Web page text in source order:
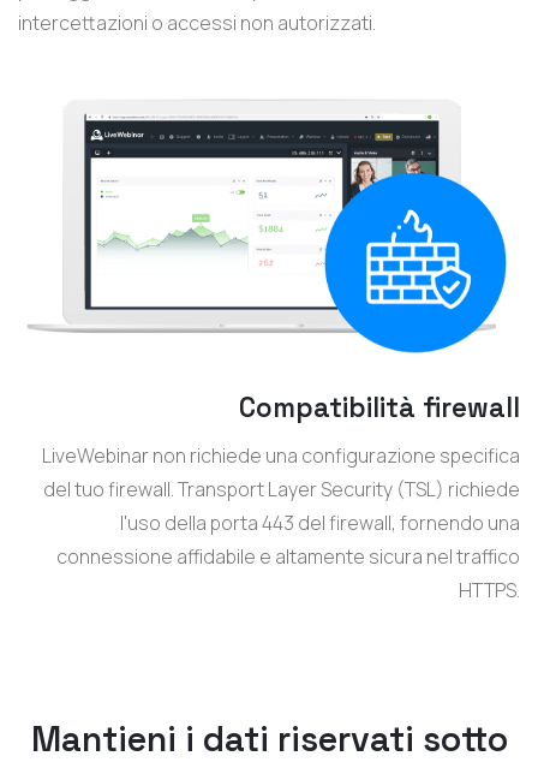
intercettazioni o accessi non autorizzati.
Compatibilità firewall
LiveWebinar non richiede una configurazione specifica
del tuo firewall. Transport Layer Security (TSL) richiede
l'uso della porta 443 del firewall, fornendo una
connessione affidabile e altamente sicura nel traffico
HTTPS.
Mantieni i dati riservati sotto